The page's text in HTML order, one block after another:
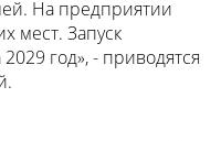
На предприятии
мест. Запуск
год», - приводятся